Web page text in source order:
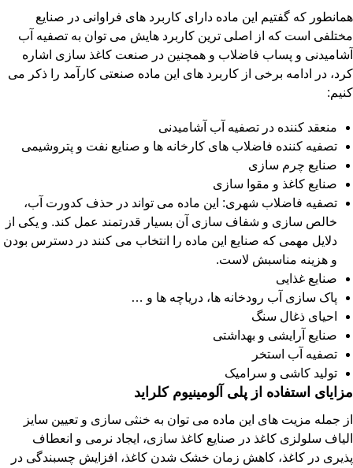
همانطور که گفتیم این ماده دارای کاربرد های فراوانی در صنایع
مختلفی است که از اصلی ترین کاربرد هایش می توان به تصفیه آب
آشامیدنی و پساب فاضلاب و همچنین در صنعت کاغذ سازی اشاره
کرد، در ادامه برخی از کاربرد های این ماده صنعتی کارآمد را ذکر می
کنیم:
منعقد کننده در تصفیه آب آشامیدنی
تصفیه کننده فاضلاب های کارخانه ها و صنایع نفت و پتروشیمی
صنایع چرم سازی
صنایع کاغذ و مقوا سازی
تصفیه فاضلاب شهری: این ماده می تواند در حذف کدورت آب،
خالص سازی و شفاف سازی آن بسیار قدرتمند عمل کند. و یکی از
دلایل مهمی که صنایع این ماده را انتخاب می کنند در دسترس بودن
و هزینه مناسبش لاست.
صنایع غذایی
پاک سازی آب رودخانه ها، دریاچه ها و …
احیای ذغال سنگ
صنایع آرایشی و بهداشتی
تصفیه آب استخر
تولید کاشی و سرامیک
مزایای استفاده از پلی آلومینیوم کلراید
از جمله مزیت های این ماده می توان به خنثی سازی و تعیین سایز
الیاف سلولزی کاغذ در صنایع کاغذ سازی، ایجاد نرمی و انعطاف
پذیری در کاغذ، کاهش زمان خشک شدن کاغذ، افزایش چسبندگی در